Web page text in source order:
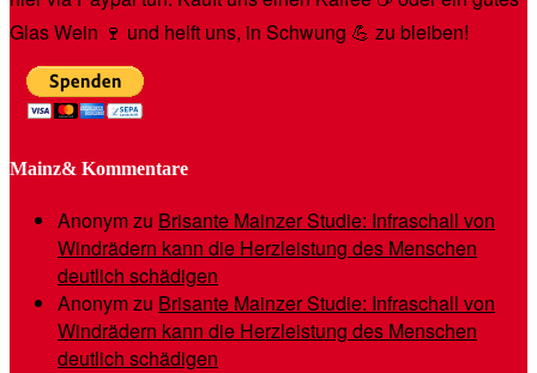
Glas Wein 🍷 und helft uns, in Schwung 💪 zu bleiben!
Mainz& Kommentare
Anonymzu Brisante Mainzer Studie: Infraschall von
Windrädern kann die Herzleistung des Menschen
deutlich schädigen
Anonymzu Brisante Mainzer Studie: Infraschall von
Windrädern kann die Herzleistung des Menschen
deutlich schädigen